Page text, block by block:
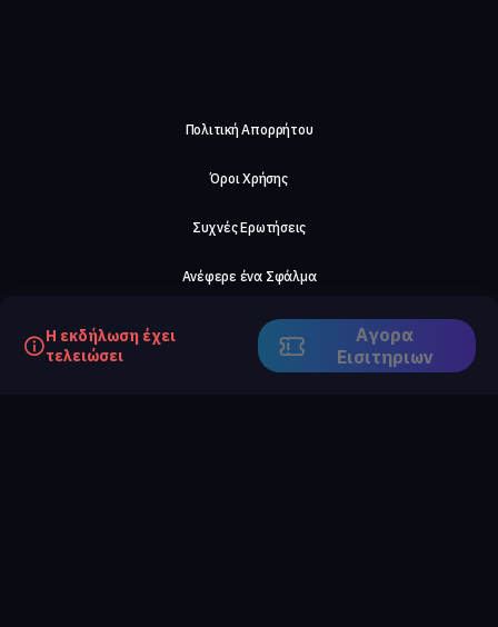
Η εκδήλωση έχει
τελειώσει
Αγορα
Eισιτηριων
Πολιτική Απορρήτου
Όροι Χρήσης
Συχνές Ερωτήσεις
Ανέφερε ένα Σφάλμα
Σχετικά με μας
Careers